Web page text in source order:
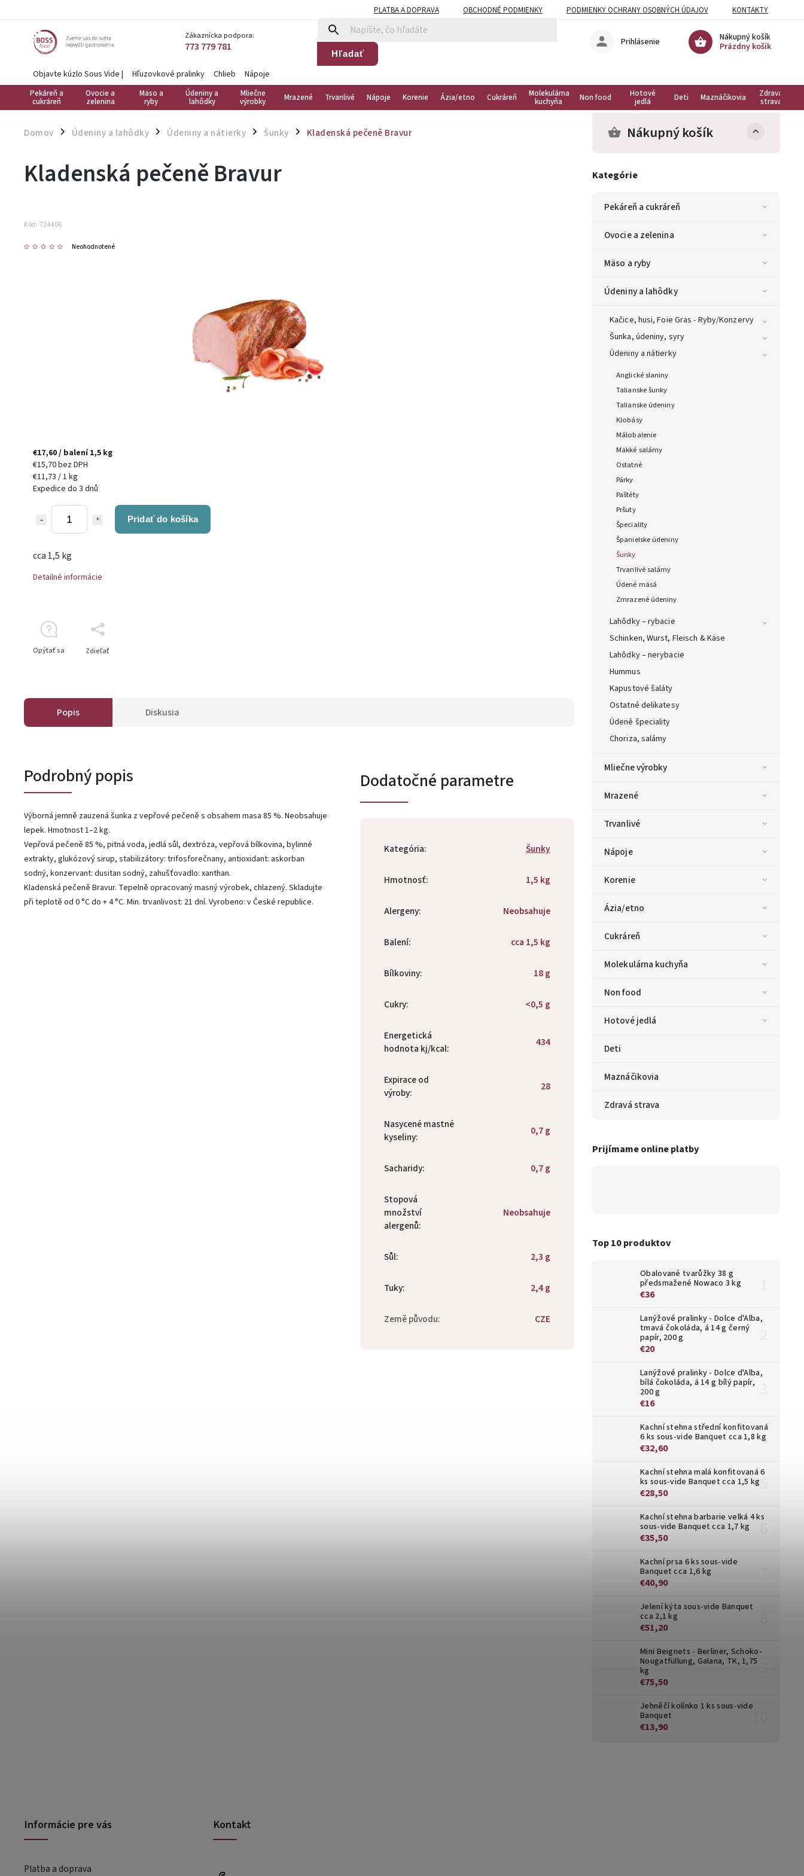
PLATBA A DOPRAVA OBCHODNÉ PODMIENKY PODMIENKY OCHRANY OSOBNÝCH ÚDAJOV KONTAKTY
Zákaznícka podpora:
773 779 781 Hľadať
Nákupný košík
Prázdny košík
Prihlásenie
Objavte kúzlo Sous Vide | Hľuzovkové pralinky Chlieb Nápoje
Pekáreň a
cukráreň
Ovocie a
zelenina
Mäso a
ryby
Údeniny a
lahôdky
Mliečne
výrobky Mrazené Trvanlivé Nápoje Korenie Ázia/etno Cukráreň Molekulárna
kuchyňa Non food Hotové
jedlá Deti Maznáčikovia Zdravá
strava
Domov / Údeniny a lahôdky / Údeniny a nátierky / Šunky / Kladenská pečeně Bravur Nákupný košík
Kategórie
Pekáreň a cukráreň
Ovocie a zelenina
Mäso a ryby
Údeniny a lahôdky
Kačice, husi, Foie Gras - Ryby/Konzervy
Šunka, údeniny, syry
Údeniny a nátierky
Anglické slaniny
Talianske šunky
Talianske údeniny
Klobásy
Málobalenie
Mäkké salámy
Ostatné
Párky
Paštéty
Pršuty
Špeciality
Španielske údeniny
Šunky
Trvanlivé salámy
Údené mäsá
Zmrazené údeniny
Lahôdky – rybacie
Schinken, Wurst, Fleisch & Käse
Lahôdky – nerybacie
Hummus
Kapustové šaláty
Ostatné delikatesy
Údené špeciality
Choriza, salámy
Mliečne výrobky
Mrazené
Trvanlivé
Nápoje
Korenie
Ázia/etno
Cukráreň
Molekulárna kuchyňa
Non food
Hotové jedlá
Deti
Maznáčikovia
Zdravá strava
Prijímame online platby
Top 10 produktov
Obalované tvarůžky 38 g
předsmažené Nowaco 3 kg
€36
Lanýžové pralinky - Dolce d'Alba,
tmavá čokoláda, á 14 g černý
papír, 200 g
€20
Lanýžové pralinky - Dolce d'Alba,
bílá čokoláda, á 14 g bílý papír,
200 g
€16
Kachní stehna střední konfitovaná
6 ks sous-vide Banquet cca 1,8 kg
€32,60
Kachní stehna malá konfitovaná 6
ks sous-vide Banquet cca 1,5 kg
€28,50
Kachní stehna barbarie velká 4 ks
sous-vide Banquet cca 1,7 kg
€35,50
Kachní prsa 6 ks sous-vide
Banquet cca 1,6 kg
€40,90
Jelení kýta sous-vide Banquet
cca 2,1 kg
€51,20
Mini Beignets - Berliner, Schoko-
Nougatfüllung, Galana, TK, 1,75
kg
€75,50
Jehněčí kolínko 1 ks sous-vide
Banquet
€13,90
Kladenská pečeně Bravur
Kód: 724406
Neohodnotené
€17,60/ balení 1,5 kg
€15,70 bez DPH
€11,73 / 1 kg
Expedice do 3 dnů
Pridať do košíka
cca 1,5 kg
Detailné informácie
Opýtať sa Zdieľať
Popis Diskusia
Podrobný popis
Výborná jemně zauzená šunka z vepřové pečeně s obsahem masa 85 %. Neobsahuje
lepek. Hmotnost 1–2 kg.
Vepřová pečeně 85 %, pitná voda, jedlá sůl, dextróza, vepřová bílkovina, bylinné
extrakty, glukózový sirup, stabilizátory: trifosforečnany, antioxidant: askorban
sodný, konzervant: dusitan sodný, zahušťovadlo: xanthan.
Kladenská pečeně Bravur. Tepelně opracovaný masný výrobek, chlazený. Skladujte
při teplotě od 0 °C do + 4 °C. Min. trvanlivost: 21 dní. Vyrobeno: v České republice.
Dodatočné parametre
Kategória: Šunky
Hmotnosť: 1,5 kg
Alergeny: Neobsahuje
Balení: cca 1,5 kg
Bílkoviny: 18 g
Cukry: <0,5 g
Energetická
hodnota kj/kcal: 434
Expirace od
výroby: 28
Nasycené mastné
kyseliny: 0,7 g
Sacharidy: 0,7 g
Stopová
množství
alergenů:
Neobsahuje
Sůl: 2,3 g
Tuky: 2,4 g
Země původu: CZE
Informácie pre vás
Platba a doprava
Kontakt